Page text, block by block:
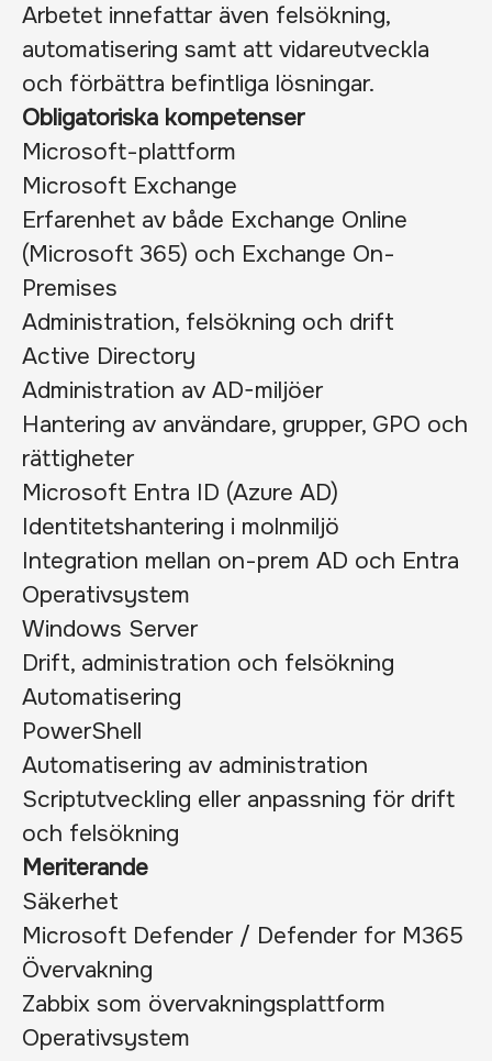
Arbetet innefattar även felsökning,
automatisering samt att vidareutveckla
och förbättra befintliga lösningar.
Obligatoriska kompetenser
Microsoft-plattform
Microsoft Exchange
Erfarenhet av både Exchange Online
(Microsoft 365) och Exchange On-
Premises
Administration, felsökning och drift
Active Directory
Administration av AD-miljöer
Hantering av användare, grupper, GPO och
rättigheter
Microsoft Entra ID (Azure AD)
Identitetshantering i molnmiljö
Integration mellan on-prem AD och Entra
Operativsystem
Windows Server
Drift, administration och felsökning
Automatisering
PowerShell
Automatisering av administration
Scriptutveckling eller anpassning för drift
och felsökning
Meriterande
Säkerhet
Microsoft Defender / Defender for M365
Övervakning
Zabbix som övervakningsplattform
Operativsystem